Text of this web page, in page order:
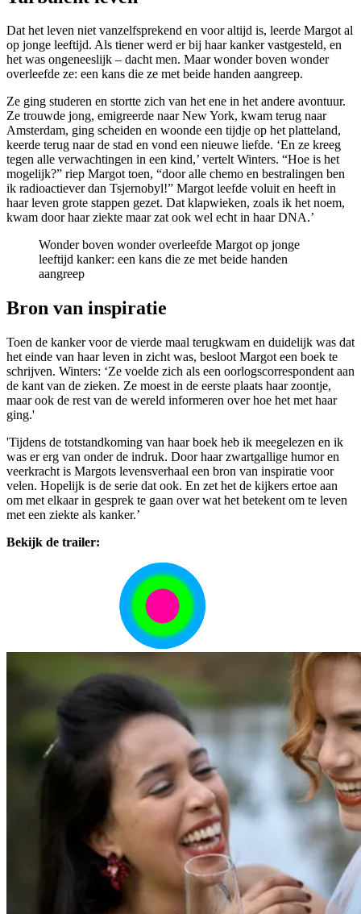
Dat het leven niet vanzelfsprekend en voor altijd is, leerde Margot al
op jonge leeftijd. Als tiener werd er bij haar kanker vastgesteld, en
het was ongeneeslijk – dacht men. Maar wonder boven wonder
overleefde ze: een kans die ze met beide handen aangreep.
Ze ging studeren en stortte zich van het ene in het andere avontuur.
Ze trouwde jong, emigreerde naar New York, kwam terug naar
Amsterdam, ging scheiden en woonde een tijdje op het platteland,
keerde terug naar de stad en vond een nieuwe liefde. ‘En ze kreeg
tegen alle verwachtingen in een kind,’ vertelt Winters. “Hoe is het
mogelijk?” riep Margot toen, “door alle chemo en bestralingen ben
ik radioactiever dan Tsjernobyl!” Margot leefde voluit en heeft in
haar leven grote stappen gezet. Dat klapwieken, zoals ik het noem,
kwam door haar ziekte maar zat ook wel echt in haar DNA.’
Wonder boven wonder overleefde Margot op jonge
leeftijd kanker: een kans die ze met beide handen
aangreep
Bron van inspiratie
Toen de kanker voor de vierde maal terugkwam en duidelijk was dat
het einde van haar leven in zicht was, besloot Margot een boek te
schrijven. Winters: ‘Ze voelde zich als een oorlogscorrespondent aan
de kant van de zieken. Ze moest in de eerste plaats haar zoontje,
maar ook de rest van de wereld informeren over hoe het met haar
ging.'
'Tijdens de totstandkoming van haar boek heb ik meegelezen en ik
was er erg van onder de indruk. Door haar zwartgallige humor en
veerkracht is Margots levensverhaal een bron van inspiratie voor
velen. Hopelijk is de serie dat ook. En zet het de kijkers ertoe aan
om met elkaar in gesprek te gaan over wat het betekent om te leven
met een ziekte als kanker.’
Bekijk de trailer: